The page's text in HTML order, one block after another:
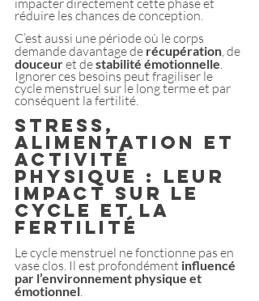
impacter directement cette phase et
réduire les chances de conception.
C’est aussi une période où le corps
demande davantage de récupération, de
douceur et de stabilité émotionnelle.
Ignorer ces besoins peut fragiliser le
cycle menstruel sur le long terme et par
conséquent la fertilité.
Stress,
alimentation et
activité
physique : leur
impact sur le
cycle et la
fertilité
Le cycle menstruel ne fonctionne pas en
vase clos. Il est profondément influencé
par l’environnement physique et
émotionnel.